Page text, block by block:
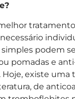
necessário
simples podem
pomadas e
Hoje, existe uma
de